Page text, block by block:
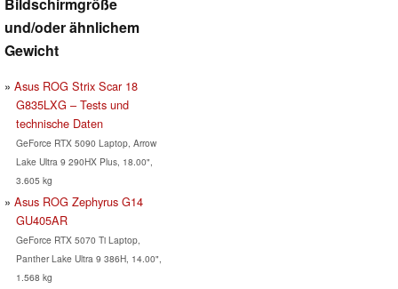
und/oder ähnlichem
Gewicht
Asus ROG Strix Scar 18
G835LXG – Tests und
technische Daten
GeForce RTX 5090 Laptop, Arrow
Lake Ultra 9 290HX Plus, 18.00",
3.605 kg
Asus ROG Zephyrus G14
GU405AR
GeForce RTX 5070 Ti Laptop,
Panther Lake Ultra 9 386H, 14.00",
1.568 kg